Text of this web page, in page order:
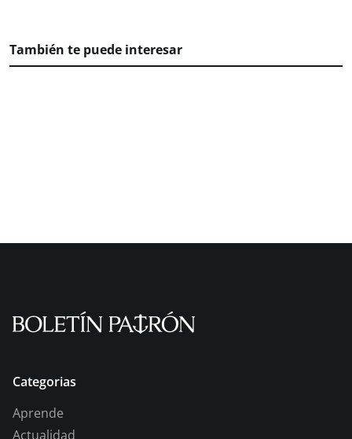
También te puede interesar
Categorias
Aprende
Actualidad